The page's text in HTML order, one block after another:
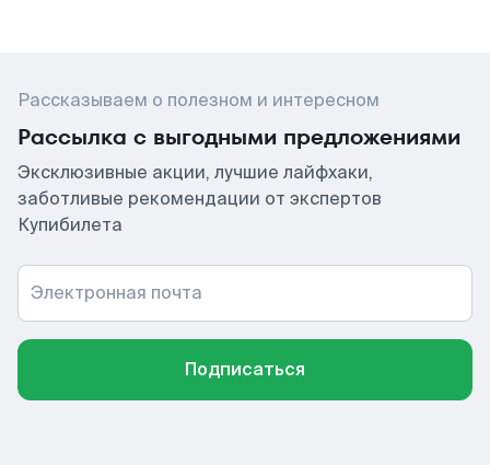
Рассказываем о полезном и интересном
Рассылка с выгодными предложениями
Эксклюзивные акции, лучшие лайфхаки,
заботливые рекомендации от экспертов
Купибилета
Электронная почта
Подписаться